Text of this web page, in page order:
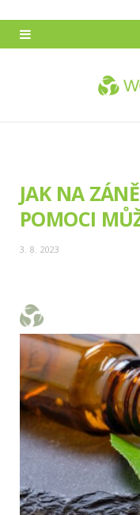
JAK NA
POMOCI
3. 8. 2023